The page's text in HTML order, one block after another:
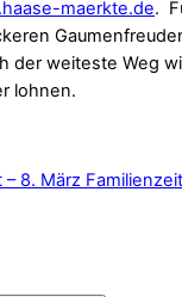
maerkte.de.
der weiteste Weg
lohnen.
– 8. März